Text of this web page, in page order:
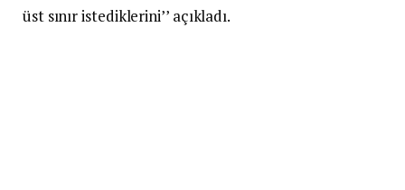
üst sınır istediklerini’’ açıkladı.